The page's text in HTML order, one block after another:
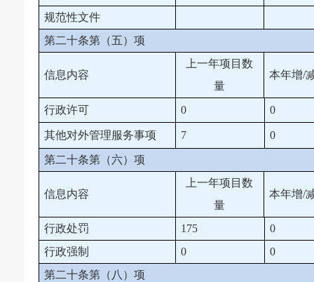
规范性文件
第二十条第（五）项
信息内容
上一年项目数
量
本年增/
行政许可 0 0
其他对外管理服务事项 7 0
第二十条第（六）项
信息内容
上一年项目数
量
本年增/
行政处罚 175
0
行政强制
0
0
第二十条第（八）项